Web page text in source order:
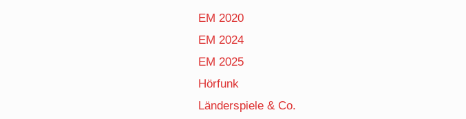
EM 2020
EM 2024
EM 2025
Hörfunk
Länderspiele & Co.